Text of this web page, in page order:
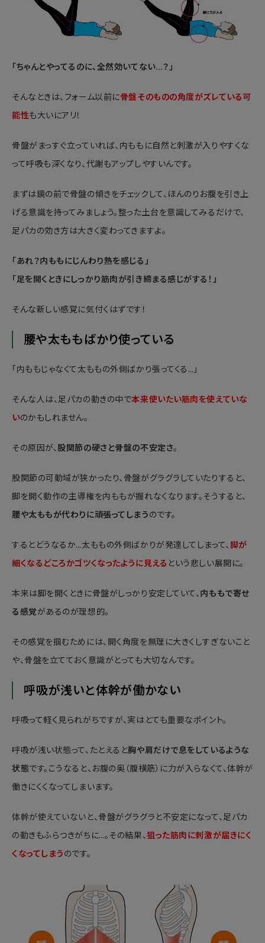
「ちゃんとやってるのに、全然効いてない…？」
そんなときは、フォーム以前に骨盤そのものの角度がズレている可
能性も大いにアリ！
骨盤がまっすぐ立っていれば、内ももに自然と刺激が入りやすくな
って呼吸も深くなり、代謝もアップしやすいんです。
まずは鏡の前で骨盤の傾きをチェックして、ほんのりお腹を引き上
げる意識を持ってみましょう。整った土台を意識してみるだけで、
足パカの効き方は大きく変わってきますよ。
「あれ？内ももにじんわり熱を感じる」
「足を開くときにしっかり筋肉が引き締まる感じがする！」
そんな新しい感覚に気付くはずです！
腰や太ももばかり使っている
「内ももじゃなくて太ももの外側ばかり張ってくる…」
そんな人は、足パカの動きの中で本来使いたい筋肉を使えていな
いのかもしれません。
その原因が、 股関節の硬さと骨盤の不安定さ。
股関節の可動域が狭かったり、骨盤がグラグラしていたりすると、
脚を開く動作の主導権を内ももが握れなくなります。そうすると、
腰や太ももが代わりに頑張ってしまうのです。
するとどうなるか…太ももの外側ばかりが発達してしまって、 脚が
細くなるどころかゴツくなったように見える という悲しい展開に。
本来は脚を開くときに骨盤がしっかり安定していて、 内ももで寄せ
る感覚があるのが理想的。
その感覚を掴むためには、開く角度を無理に大きくしすぎないこと
や、骨盤を立てておく意識がとっても大切なんです。
呼吸が浅いと体幹が働かない
呼吸って軽く見られがちですが、実はとても重要なポイント。
呼吸が浅い状態って、たとえると胸や肩だけで息をしているような
状態です。こうなると、お腹の奥（腹横筋）に力が入らなくて、体幹が
働きにくくなってしまいます。
体幹が使えていないと、骨盤がグラグラと不安定になって、足パカ
の動きもふらつきがちに…。その結果、 狙った筋肉に刺激が届きにく
くなってしまうのです。